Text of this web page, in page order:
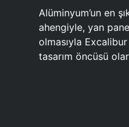
Alüminyum’un en
ahengiyle, yan
olmasıyla
tasarım öncüsü